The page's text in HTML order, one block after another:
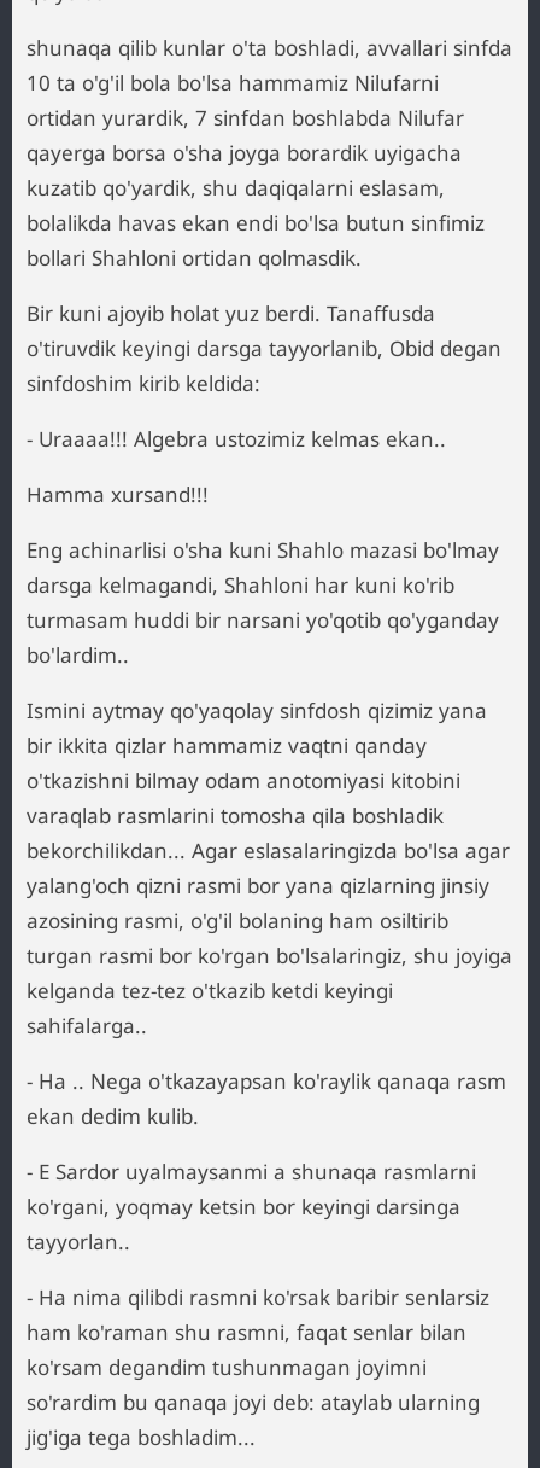
shunaqa qilib kunlar o'ta boshladi, avvallari sinfda
10 ta o'g'il bola bo'lsa hammamiz Nilufarni
ortidan yurardik, 7 sinfdan boshlabda Nilufar
qayerga borsa o'sha joyga borardik uyigacha
kuzatib qo'yardik, shu daqiqalarni eslasam,
bolalikda havas ekan endi bo'lsa butun sinfimiz
bollari Shahloni ortidan qolmasdik.
Bir kuni ajoyib holat yuz berdi. Tanaffusda
o'tiruvdik keyingi darsga tayyorlanib, Obid degan
sinfdoshim kirib keldida:
- Uraaaa!!! Algebra ustozimiz kelmas ekan..
Hamma xursand!!!
Eng achinarlisi o'sha kuni Shahlo mazasi bo'lmay
darsga kelmagandi, Shahloni har kuni ko'rib
turmasam huddi bir narsani yo'qotib qo'yganday
bo'lardim..
Ismini aytmay qo'yaqolay sinfdosh qizimiz yana
bir ikkita qizlar hammamiz vaqtni qanday
o'tkazishni bilmay odam anotomiyasi kitobini
varaqlab rasmlarini tomosha qila boshladik
bekorchilikdan... Agar eslasalaringizda bo'lsa agar
yalang'och qizni rasmi bor yana qizlarning jinsiy
azosining rasmi, o'g'il bolaning ham osiltirib
turgan rasmi bor ko'rgan bo'lsalaringiz, shu joyiga
kelganda tez-tez o'tkazib ketdi keyingi
sahifalarga..
- Ha .. Nega o'tkazayapsan ko'raylik qanaqa rasm
ekan dedim kulib.
- E Sardor uyalmaysanmi a shunaqa rasmlarni
ko'rgani, yoqmay ketsin bor keyingi darsinga
tayyorlan..
- Ha nima qilibdi rasmni ko'rsak baribir senlarsiz
ham ko'raman shu rasmni, faqat senlar bilan
ko'rsam degandim tushunmagan joyimni
so'rardim bu qanaqa joyi deb: ataylab ularning
jig'iga tega boshladim...